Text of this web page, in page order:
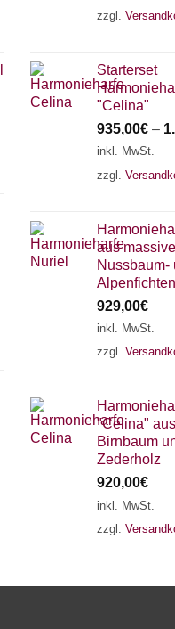
zzgl.
Starterset
"Celina"
935,00€ –
inkl. MwSt.
zzgl.
aus
Nussbaum-
929,00€
inkl. MwSt.
zzgl.
"Celina"
Birnbaum
Zederholz
920,00€
inkl. MwSt.
zzgl.
18 SAITEN 21 SAITEN